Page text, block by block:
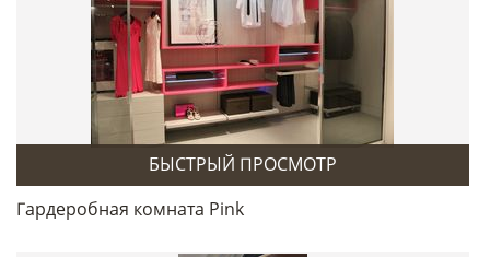
БЫСТРЫЙ ПРОСМОТР
Гардеробная комната Pink